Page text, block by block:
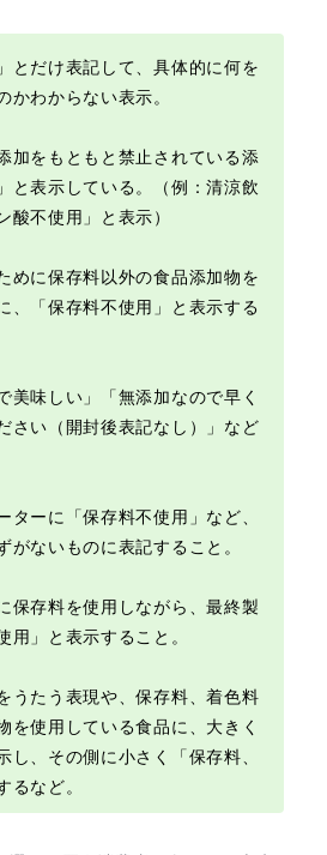
とだけ表記して、具体的に何を
かわからない表示。
加をもともと禁止されている添
と表示している。（例：清涼飲
酸不使用」と表示）
めに保存料以外の食品添加物を
、「保存料不使用」と表示する
美味しい」「無添加なので早く
さい（開封後表記なし）」など
ターに「保存料不使用」など、
がないものに表記すること。
保存料を使用しながら、最終製
用」と表示すること。
うたう表現や、保存料、着色料
を使用している食品に、大きく
し、その側に小さく「保存料、
るなど。